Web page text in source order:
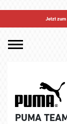
Jetzt
PUMA